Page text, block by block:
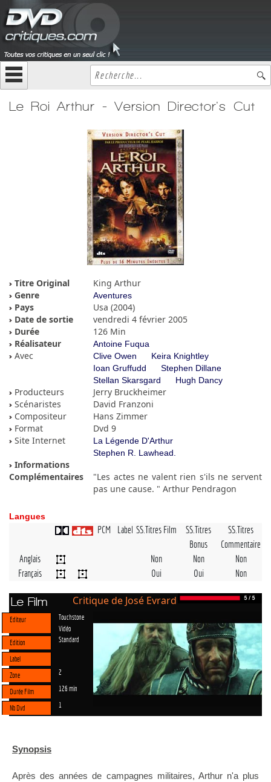
Le Roi Arthur - Version Director's Cut
Titre Original
King Arthur
Genre
Aventures
Pays
Usa (2004)
Date de sortie
vendredi 4 février 2005
Durée
126 Min
Réalisateur
Antoine Fuqua
Avec Clive Owen
Keira Knightley
Ioan Gruffudd
Stephen Dillane
Stellan Skarsgard
Hugh Dancy
Producteurs
Jerry Bruckheimer
Scénaristes
David Franzoni
Compositeur
Hans Zimmer
Format
Dvd 9
Site Internet
La Légende D'Arthur
Stephen R. Lawhead.
Informations
Complémentaires
"Les actes ne valent rien s'ils ne servent
pas une cause. " Arthur Pendragon
Langues
PCM Label SS.Titres Film
SS.Titres
Bonus
SS.Titres
Commentaire
Anglais
Non Non
Non
Français
Oui Oui Non
Le Film Critique de José Evrard
Editeur
Touchstone
Vidéo
Edition
Standard
Label
Zone
2
Durée Film 126 min
Nb Dvd 1
Synopsis
Après des années de campagnes militaires, Arthur n'a plus